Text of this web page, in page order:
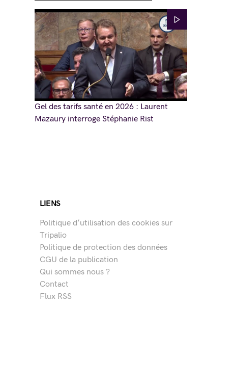
Gel des tarifs santé en 2026 : Laurent
Mazaury interroge Stéphanie Rist
LIENS
Politique d’utilisation des cookies sur
Tripalio
Politique de protection des données
CGU de la publication
Qui sommes nous ?
Contact
Flux RSS